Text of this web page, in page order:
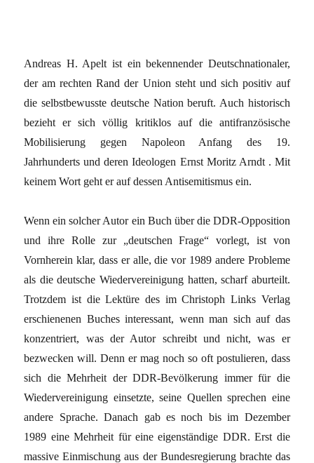
Andreas H. Apelt ist ein bekennender Deutschnationaler,
der am rechten Rand der Union steht und sich positiv auf
die selbstbewusste deutsche Nation beruft. Auch historisch
bezieht er sich völlig kritiklos auf die antifranzösische
Mobilisierung gegen Napoleon Anfang des 19.
Jahrhunderts und deren Ideologen Ernst Moritz Arndt . Mit
keinem Wort geht er auf dessen Antisemitismus ein.
Wenn ein solcher Autor ein Buch über die DDR-Opposition
und ihre Rolle zur „deutschen Frage“ vorlegt, ist von
Vornherein klar, dass er alle, die vor 1989 andere Probleme
als die deutsche Wiedervereinigung hatten, scharf aburteilt.
Trotzdem ist die Lektüre des im Christoph Links Verlag
erschienenen Buches interessant, wenn man sich auf das
konzentriert, was der Autor schreibt und nicht, was er
bezwecken will. Denn er mag noch so oft postulieren, dass
sich die Mehrheit der DDR-Bevölkerung immer für die
Wiedervereinigung einsetzte, seine Quellen sprechen eine
andere Sprache. Danach gab es noch bis im Dezember
1989 eine Mehrheit für eine eigenständige DDR. Erst die
massive Einmischung aus der Bundesregierung brachte das